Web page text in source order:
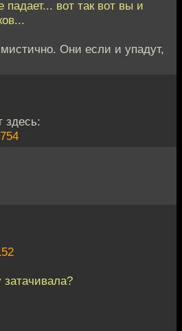
падает... вот так вот вы и
Они если и упадут,
здесь: